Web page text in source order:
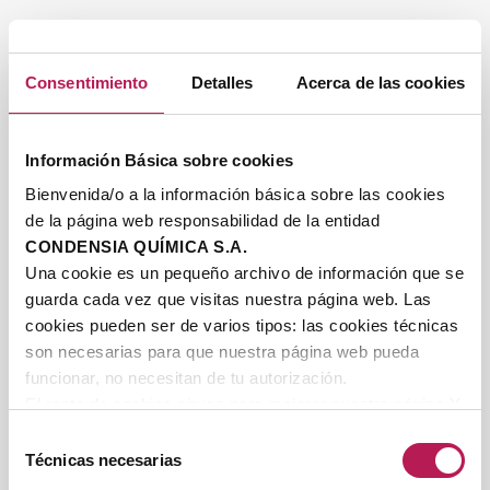
Consentimiento Detalles Acerca de las cookies
Información Básica sobre cookies
Bienvenida/o a la información básica sobre las cookies
de la página web responsabilidad de la entidad
CONDENSIA QUÍMICA S.A.
Una cookie es un pequeño archivo de información que se
guarda cada vez que visitas nuestra página web. Las
cookies pueden ser de varios tipos: las cookies técnicas
son necesarias para que nuestra página web pueda
funcionar, no necesitan de tu autorización.
aceptar todas estas cookies pulsando el botón "
Permitir
" o
Técnicas necesarias
PU POLIÉSTER-POLIOLES
Poliadipatos/ Polisebacatos/
Poliftalatos/Glyplast®: plastificantes de
PU